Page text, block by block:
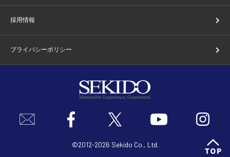
採用情報
プライバシーポリシー
©2012-2026 Sekido Co., Ltd.